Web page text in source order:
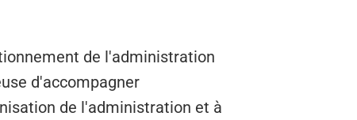
de l'administration
d'accompagner
de l'administration et à